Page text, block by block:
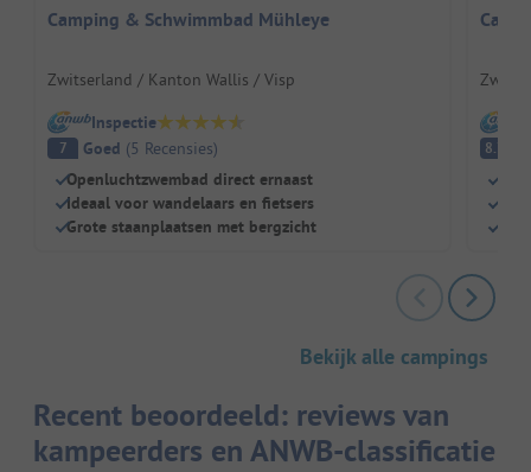
Camping & Schwimmbad Mühleye
Zwitserland / Kanton Wallis / Visp
Inspectie
7 Goed (5 Recensies)
Openluchtzwembad direct ernaast
Ideaal voor wandelaars en fietsers
Grote staanplaatsen met bergzicht
8.7
Bekijk alle campings
Recent beoordeeld: reviews van
kampeerders en ANWB-classificatie